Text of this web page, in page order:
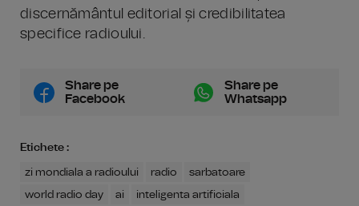
discernământul editorial și credibilitatea
specifice radioului.
Share pe
Facebook
Share pe
Whatsapp
Etichete :
zi mondiala a radioului radio
sarbatoare
world radio day
ai inteligenta artificiala